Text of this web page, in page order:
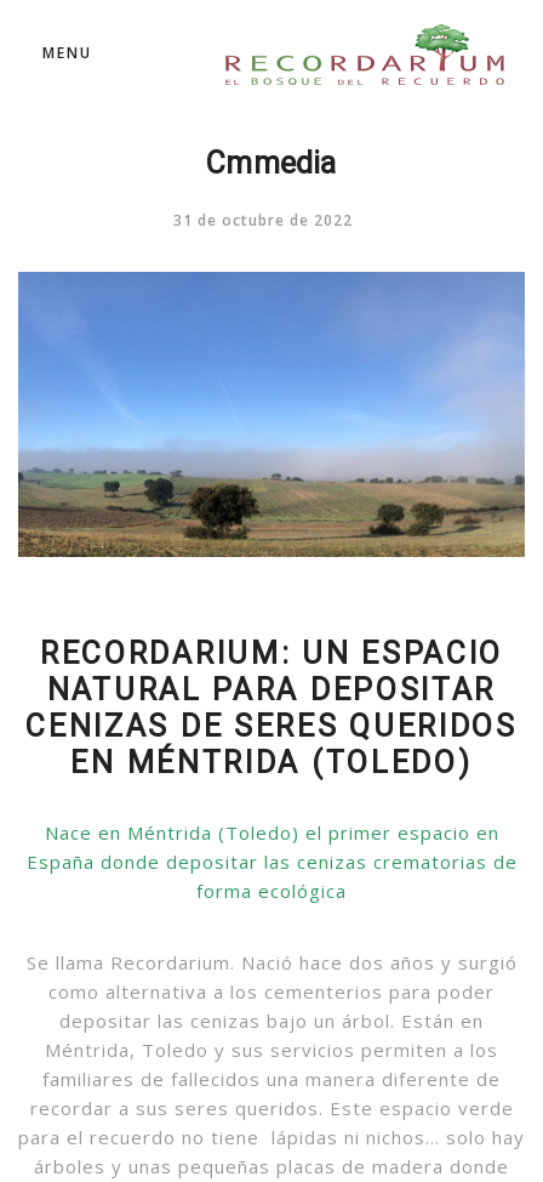
MENU
Cmmedia
31 de octubre de 2022
RECORDARIUM: UN ESPACIO
NATURAL PARA DEPOSITAR
CENIZAS DE SERES QUERIDOS
EN MÉNTRIDA (TOLEDO)
Nace en Méntrida (Toledo) el primer espacio en
España donde depositar las cenizas crematorias de
forma ecológica
Se llama Recordarium. Nació hace dos años y surgió
como alternativa a los cementerios para poder
depositar las cenizas bajo un árbol. Están en
Méntrida, Toledo y sus servicios permiten a los
familiares de fallecidos una manera diferente de
recordar a sus seres queridos. Este espacio verde
para el recuerdo no tiene lápidas ni nichos… solo hay
árboles y unas pequeñas placas de madera donde